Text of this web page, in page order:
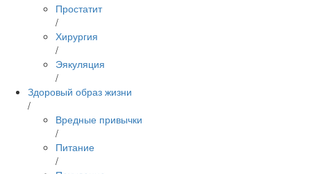
Простатит
/
Хирургия
/
Эякуляция
/
Здоровый образ жизни
/
Вредные привычки
/
Питание
/